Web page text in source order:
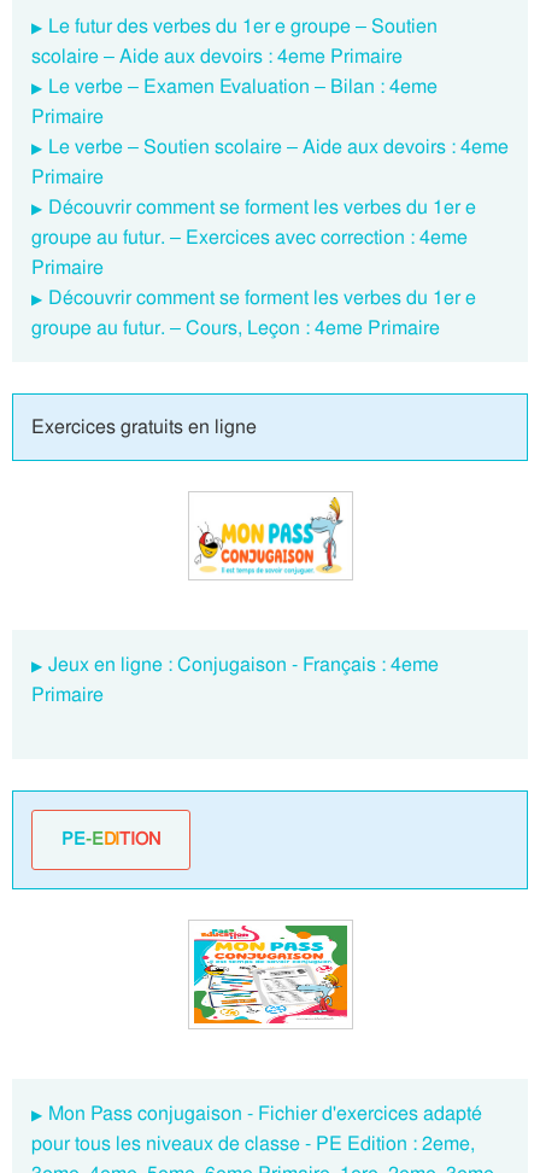
Le futur des verbes du 1er e groupe – Soutien
scolaire – Aide aux devoirs : 4eme Primaire
Le verbe – Examen Evaluation – Bilan : 4eme
Primaire
Le verbe – Soutien scolaire – Aide aux devoirs : 4eme
Primaire
Découvrir comment se forment les verbes du 1er e
groupe au futur. – Exercices avec correction : 4eme
Primaire
Découvrir comment se forment les verbes du 1er e
groupe au futur. – Cours, Leçon : 4eme Primaire
Exercices gratuits en ligne
Jeux en ligne : Conjugaison - Français : 4eme
Primaire
PE-EDITION
Mon Pass conjugaison - Fichier d'exercices adapté
pour tous les niveaux de classe - PE Edition : 2eme,